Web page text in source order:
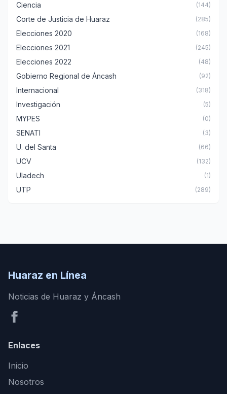
Ciencia (144)
Corte de Justicia de Huaraz (285)
Elecciones 2020 (168)
Elecciones 2021 (245)
Elecciones 2022 (48)
Gobierno Regional de Áncash (92)
Internacional (318)
Investigación (5)
MYPES (0)
SENATI (3)
U. del Santa (66)
UCV (132)
Uladech (1)
UTP (289)
Huaraz en Línea
Noticias de Huaraz y Áncash
Enlaces
Inicio
Nosotros